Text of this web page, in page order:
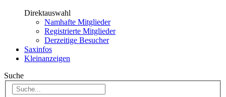
Direktauswahl
Namhafte Mitglieder
Registrierte Mitglieder
Derzeitige Besucher
Saxinfos
Kleinanzeigen
Suche